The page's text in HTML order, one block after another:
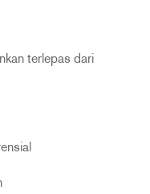
terlepas dari